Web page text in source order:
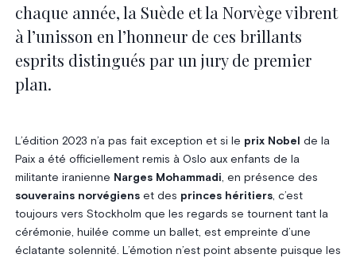
chaque année, la Suède et la Norvège vibrent
à l’unisson en l’honneur de ces brillants
esprits distingués par un jury de premier
plan.
L’édition 2023 n’a pas fait exception et si le prix Nobel
de la
Paix a été officiellement remis à Oslo aux enfants de la
militante iranienne Narges Mohammadi, en présence des
souverains norvégienset des princes héritiers, c’est
toujours vers Stockholm que les regards se tournent tant la
cérémonie, huilée comme un ballet, est empreinte d’une
éclatante solennité. L’émotion n’est point absente puisque les